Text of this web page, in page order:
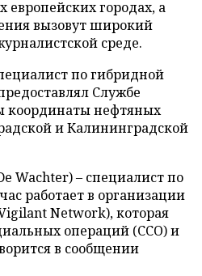
европейских городах, а
вызовут широкий
среде.
по гибридной
Службе
координаты нефтяных
и Калининградской
Wachter) – специалист по
работает в организации
Network), которая
операций (ССО) и
в сообщении